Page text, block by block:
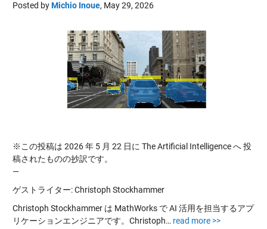
Posted byMichio Inoue, May 29, 2026
※この投稿は 2026 年 5 月 22 日に The Artificial Intelligence へ 投
稿されたものの抄訳です。
—
ゲストライター: Christoph Stockhammer
Christoph Stockhammer は MathWorks で AI 活用を担当するアプ
リケーションエンジニアです。Christoph… read more >>